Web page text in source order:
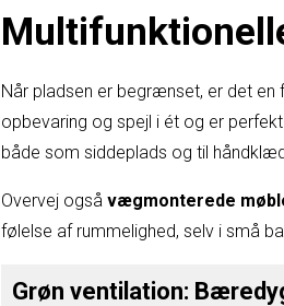
Når pladsen er begrænset, er det
opbevaring og spejl i ét og er
både som siddeplads og til
Overvej også vægmonterede
følelse af rummelighed, selv i små
Grøn ventilation: